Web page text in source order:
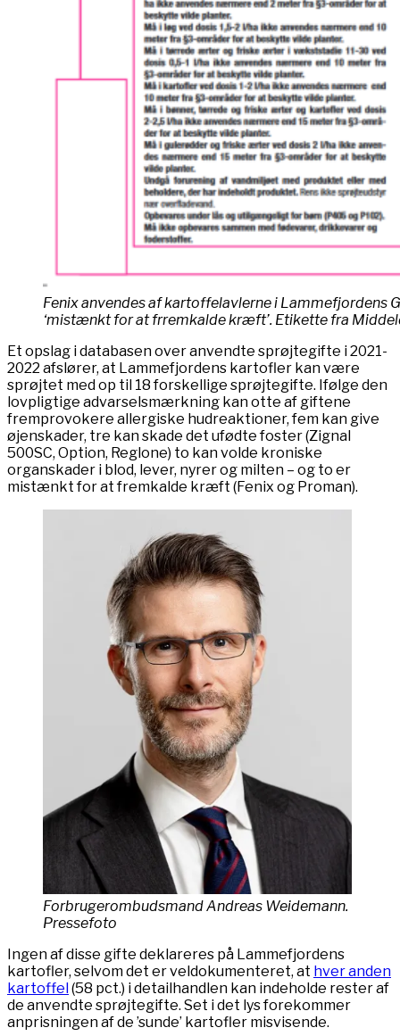
Fenix anvendes af kartoffelavlerne i
‘mistænkt for at frremkalde kræft’. Etikette fra
Et opslag i databasen over anvendte sprøjtegifte i 2021-
2022 afslører, at Lammefjordens kartofler kan være
sprøjtet med op til 18 forskellige sprøjtegifte. Ifølge den
lovpligtige advarselsmærkning kan otte af giftene
fremprovokere allergiske hudreaktioner, fem kan give
øjenskader, tre kan skade det ufødte foster (Zignal
500SC, Option, Reglone) to kan volde kroniske
organskader i blod, lever, nyrer og milten – og to er
mistænkt for at fremkalde kræft (Fenix og Proman).
Forbrugerombudsmand Andreas Weidemann.
Pressefoto
Ingen af disse gifte deklareres på Lammefjordens
kartofler, selvom det er veldokumenteret, at hver anden
kartoffel (58 pct.) i detailhandlen kan indeholde rester af
de anvendte sprøjtegifte. Set i det lys forekommer
anprisningen af de ’sunde’ kartofler misvisende.